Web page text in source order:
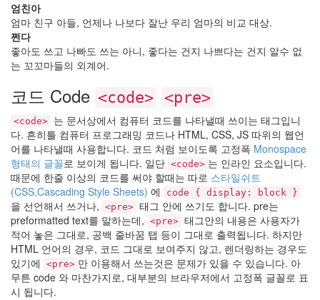
엄친아
엄마 친구 아들, 언제나 나보다 잘난 우리 엄마의 비교 대상.
쩐다
좋아도 쓰고 나빠도 쓰는 아니, 좋다는 건지 나쁘다는 건지 알수 없
는 꼬꼬마들의 외계어.
코드 Code <code> <pre>
<code> 는 문서상에서 컴퓨터 코드를 나타낼때 쓰이는 태그입니
다. 흔히틀 컴퓨터 프로그래밍 코드나 HTML, CSS, JS 따위의 웹언
어를 나타낼때 사용합니다. 코드 처럼 보이도록 고정폭 Monospace
형태의 글꼴로 보이게 됩니다. 일단 <code> 는 인라인 요소입니다.
때문에 한줄 이상의 코드를 써야 할때는 따로 스타일쉬트
(CSS,Cascading Style Sheets) 에 code { display: block }
을 선언해서 쓰거나, <pre> 태그 안에 쓰기도 합니다. pre는
preformatted text를 말하는데, <pre> 태그안의 내용은 사용자가
적어 놓은 그대로, 공백 줄바꿈 탭 등이 그대로 출력됩니다. 하지만
HTML 언어의 경우, 코드 그대로 보여주지 않고, 렌더링하는 경우도
있기에
<pre> 만 이용해서 쓰는것은 문제가 있을 수 있습니다. 아
무튼 code 와 마찬가지로, 대부분의 브라우저에서 고정폭 글꼴로 표
시 됩니다.
초
과
Fantastic
지
mar.gar.in
평
등
정
의?
고
있
네
봄
내
음